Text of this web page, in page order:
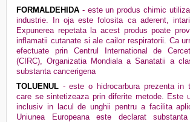
FORMALDEHIDA - este un produs chimic
industrie. In oja este folosita ca aderent,
Expunerea repetata la acest produs poate
inflamatii cutanate si ale cailor respiratorii. Ca
efectuate prin Centrul International de
(CIRC), Organizatia Mondiala a Sanatatii a
substanta cancerigena
TOLUENUL - este o hidrocarbura prezenta in
care se sintetizeaza prin diferite metode. Este
inclusiv in lacul de unghii pentru a facilita
Uniunea Europeana este declarat